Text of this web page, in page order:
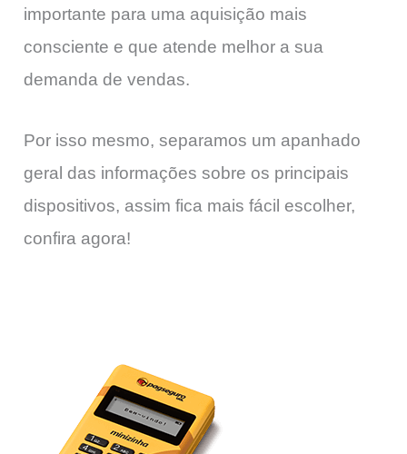
importante para uma aquisição mais
consciente e que atende melhor a sua
demanda de vendas.
Por isso mesmo, separamos um apanhado
geral das informações sobre os principais
dispositivos, assim fica mais fácil escolher,
confira agora!